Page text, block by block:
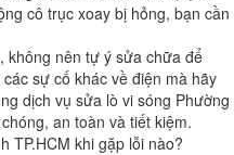
cô trục xoay bị hỏng, bạn cần
không nên tự ý sửa chữa để
sự cố khác về điện mà hãy
dịch vụ sửa lò vi sóng Phường
an toàn và tiết kiệm.
TP.HCM khi gặp lỗi nào?